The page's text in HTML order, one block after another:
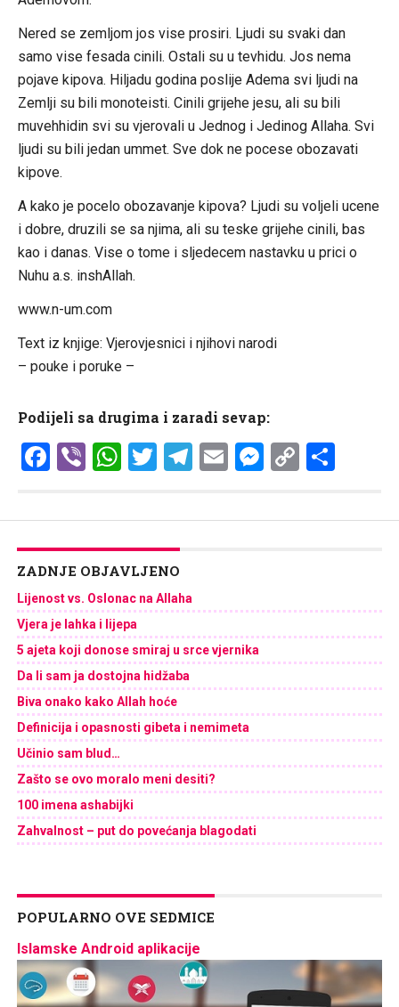
Nered se zemljom jos vise prosiri. Ljudi su svaki dan
samo vise fesada cinili. Ostali su u tevhidu. Jos nema
pojave kipova. Hiljadu godina poslije Adema svi ljudi na
Zemlji su bili monoteisti. Cinili grijehe jesu, ali su bili
muvehhidin svi su vjerovali u Jednog i Jedinog Allaha. Svi
ljudi su bili jedan ummet. Sve dok ne pocese obozavati
kipove.
A kako je pocelo obozavanje kipova? Ljudi su voljeli ucene
i dobre, druzili se sa njima, ali su teske grijehe cinili, bas
kao i danas. Vise o tome i sljedecem nastavku u prici o
Nuhu a.s. inshAllah.
www.n-um.com
Text iz knjige: Vjerovjesnici i njihovi narodi
– pouke i poruke –
Podijeli sa drugima i zaradi sevap:
Facebook
ViberWhatsApp
Twitter
Telegram
EmailCopy
ZADNJE OBJAVLJENO
Lijenost vs. Oslonac na Allaha
Vjera je lahka i lijepa
5 ajeta koji donose smiraj u srce vjernika
Da li sam ja dostojna hidžaba
Biva onako kako Allah hoće
Definicija i opasnosti gibeta i nemimeta
Učinio sam blud…
Zašto se ovo moralo meni desiti?
100 imena ashabijki
Zahvalnost – put do povećanja blagodati
POPULARNO OVE SEDMICE
Islamske Android aplikacije